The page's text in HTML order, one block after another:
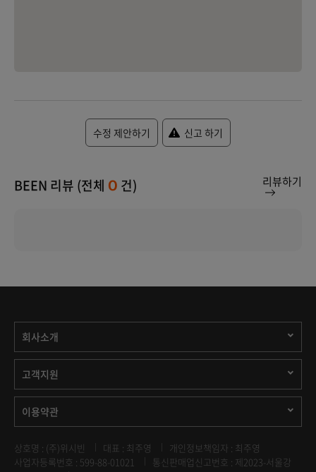
수정 제안하기 신고 하기
BEEN 리뷰 (전체 0 건) 리뷰하기
회사소개
고객지원
이용약관
상호명 : (주)위시빈 대표 : 최주영
개인정보책임자 : 최주영
사업자등록번호 : 599-88-01021
통신판매업신고번호 : 제2023-서울강